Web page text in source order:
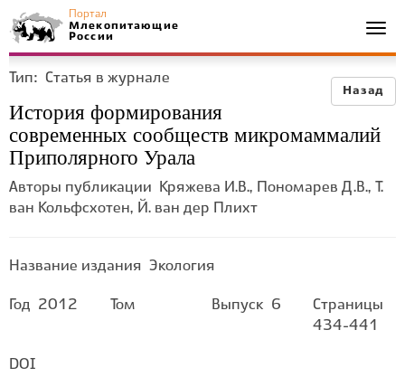
Портал
Млекопитающие
России
Назад
Тип: Статья в журнале
История формирования
современных сообществ микромаммалий
Приполярного Урала
Авторы публикации
Кряжева И.В., Пономарев Д.В., Т.
ван Кольфсхотен, Й. ван дер Плихт
Название издания Экология
Год 2012 Том Выпуск 6
Страницы
434-441
DOI